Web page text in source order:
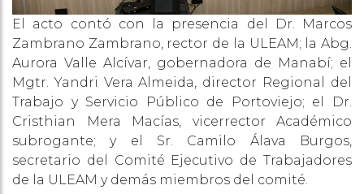
El acto contó con la presencia del Dr. Marcos
Zambrano Zambrano, rector de la ULEAM; la Abg.
Aurora Valle Alcívar, gobernadora de Manabí; el
Mgtr. Yandri Vera Almeida, director Regional del
Trabajo y Servicio Público de Portoviejo; el Dr.
Cristhian Mera Macías, vicerrector Académico
subrogante; y el Sr. Camilo Álava Burgos,
secretario del Comité Ejecutivo de Trabajadores
de la ULEAM y demás miembros del comité.